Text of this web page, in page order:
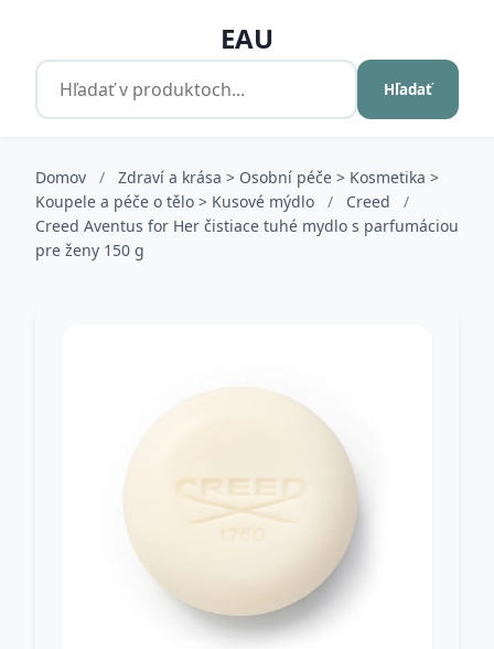
EAU
Hľadať
Domov /
Zdraví a krása > Osobní péče > Kosmetika >
Koupele a péče o tělo > Kusové mýdlo
/ Creed
/
Creed Aventus for Her čistiace tuhé mydlo s parfumáciou
pre ženy 150 g